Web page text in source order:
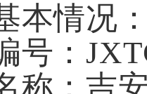
本情况
号：
称：吉